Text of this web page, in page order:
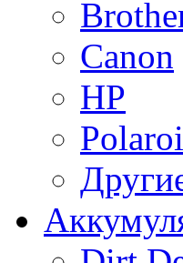
Canon
HP